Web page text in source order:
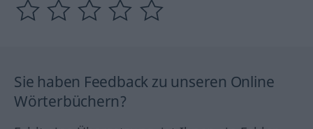
Sie haben Feedback zu unseren Online
Wörterbüchern?